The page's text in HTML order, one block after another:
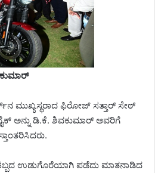
ಮುಖ್ಯಸ್ಥರಾದ ಫಿರೋಜ್ ಸತ್ತಾರ್ ಸೇಠ್‌
ಅನ್ನು ಡಿ.ಕೆ. ಶಿವಕುಮಾರ್ ಅವರಿಗೆ
ಉಡುಗೊರೆಯಾಗಿ ಪಡೆದು ಮಾತನಾಡಿದ